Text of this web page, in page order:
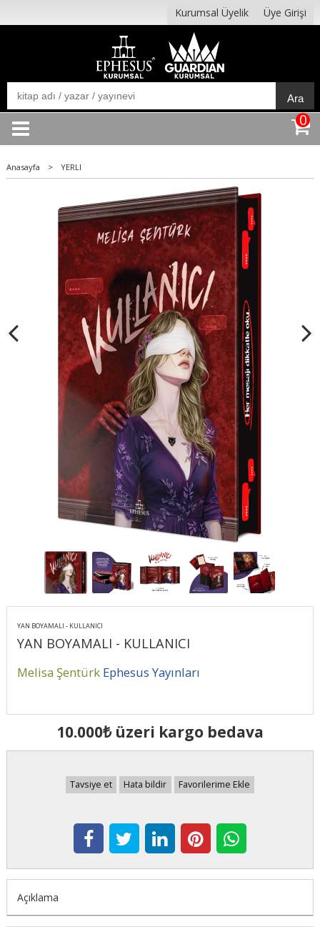
Kurumsal Üyelik Üye Girişi
Ara
0
Anasayfa > YERLI
YAN BOYAMALI - KULLANICI
YAN BOYAMALI - KULLANICI
Melisa Şentürk Ephesus Yayınları
10.000₺ üzeri kargo bedava
Tavsiye et Hata bildir Favorilerime Ekle
Açıklama